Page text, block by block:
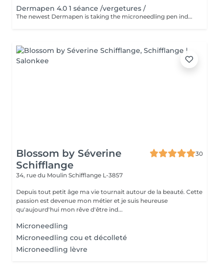
Dermapen 4.0 1 séance /vergetures /
The newest Dermapen is taking the microneedling pen industry by storm. Dermapen 4 glides over the skin, creating millions of fine, vertical fractional channels up to 104% faster than other microneedling pens. These channels can deliver up to 80% more topical nutrients deeper into the skin. The micro-injuries trigger a natural repair process, increasing the production of collagen and elastin and visibly improving a variety of skin problems.
Blossom by Séverine
Schifflange
30
34, rue du Moulin Schifflange L-3857
Depuis tout petit âge ma vie tournait autour de la beauté. Cette
passion est devenue mon métier et je suis heureuse
qu'aujourd'hui mon rêve d'être ind...
Microneedling
Microneedling cou et décolleté
Microneedling lèvre